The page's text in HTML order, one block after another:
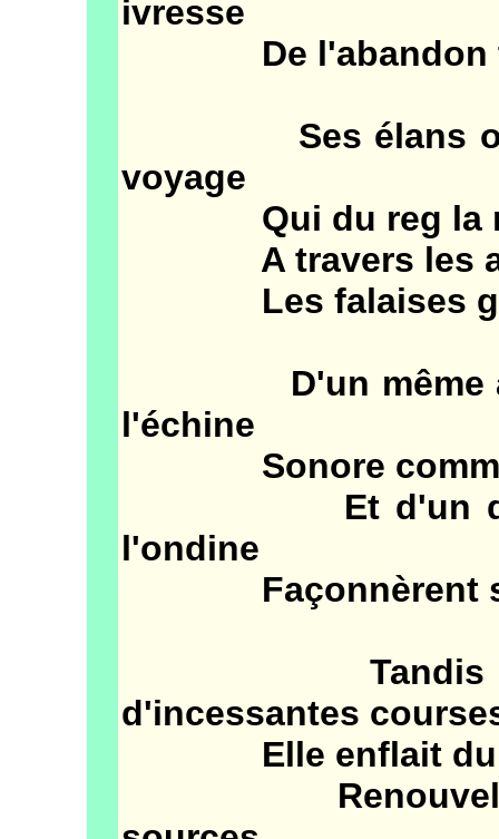
ivresse
De l'abandon
Ses élans ont
voyage
Qui du reg la
A travers les
Les falaises
D'un même
l'échine
Sonore comme
Et d'un doigt
l'ondine
Façonnèrent
Tandis que,
d'incessantes
Elle enflait du
Renouvelé